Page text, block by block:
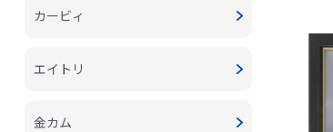
カービィ
エイトリ
金カム